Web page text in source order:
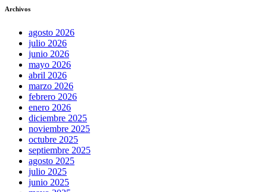
Archivos
agosto 2026
julio 2026
junio 2026
mayo 2026
abril 2026
marzo 2026
febrero 2026
enero 2026
diciembre 2025
noviembre 2025
octubre 2025
septiembre 2025
agosto 2025
julio 2025
junio 2025